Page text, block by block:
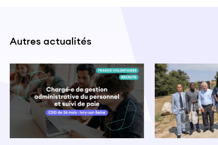
Autres actualités